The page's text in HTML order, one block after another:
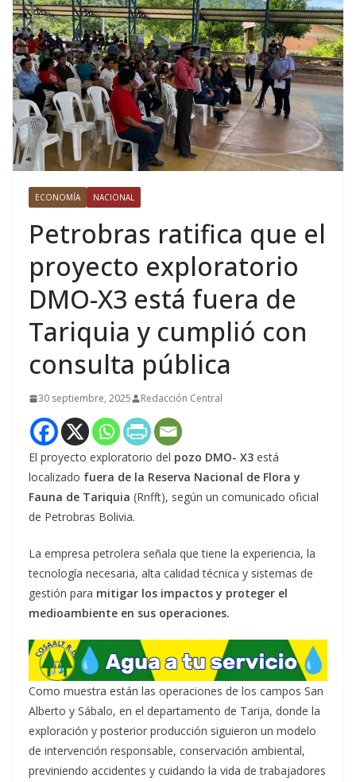
ECONOMÍA NACIONAL
Petrobras ratifica que el
proyecto exploratorio
DMO-X3 está fuera de
Tariquia y cumplió con
consulta pública
30 septiembre, 2025 Redacción Central
El proyecto exploratorio del pozo DMO- X3 está
localizado fuera de la Reserva Nacional de Flora y
Fauna de Tariquia (Rnfft), según un comunicado oficial
de Petrobras Bolivia.
La empresa petrolera señala que tiene la experiencia, la
tecnología necesaria, alta calidad técnica y sistemas de
gestión para mitigar los impactos y proteger el
medioambiente en sus operaciones.
Como muestra están las operaciones de los campos San
Alberto y Sábalo, en el departamento de Tarija, donde la
exploración y posterior producción siguieron un modelo
de intervención responsable, conservación ambiental,
previniendo accidentes y cuidando la vida de trabajadores